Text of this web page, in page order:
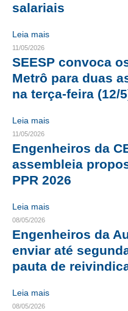
CONTRIBUIÇÃO SINDICAL
REVISÃO DE APOSENTADORIA
FGTS EXPURGOS
FGTS CORREÇÃO
LEI 4.950-A/1966 – PISO
LEI 5.194/1966 –
LEI 6.496/1977 – ART
RES 1.002/2002 – CÓDIGO DE
HOMOLOGAÇÕES
PISO SALARIAL
salariais
Leia mais
11/05/2026
SEESP convoca
Metrô para duas
na terça-feira (12/
Leia mais
11/05/2026
Engenheiros da
assembleia
PPR 2026
Leia mais
08/05/2026
Engenheiros da
enviar até
pauta de
Leia mais
08/05/2026